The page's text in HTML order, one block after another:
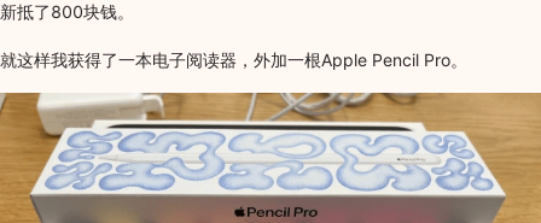
新抵了800块钱。
就这样我获得了一本电子阅读器，外加一根Apple Pencil Pro。